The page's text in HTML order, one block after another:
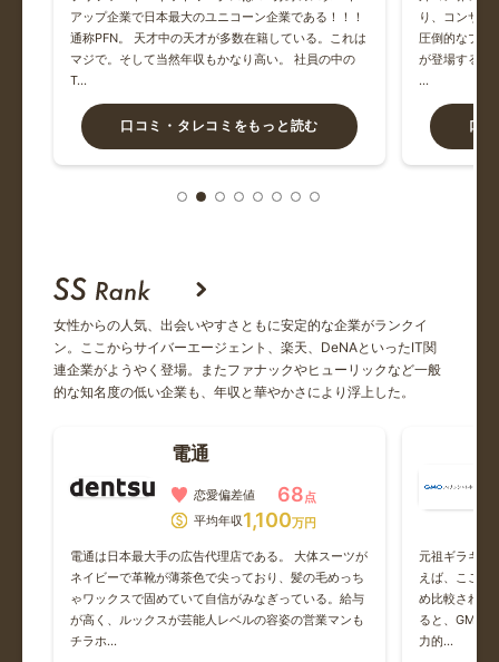
Bumbleで知り合いました。高身長で爽やかな方でしたが、
待...
正直な方で素直で良いと思うのですが、東大法学部卒2年目
三菱総合研究所
お会いした際に既婚者と思う程優しい方で、連絡が途絶えて
から辛...
ゴールドマンサックス
子みた...
シンプレクス
新卒 1年目 600万円スタート
アップ企業で日本最大のユニコーン企業である！！！
通称PFN。 天才中の天才が多数在籍している。これは
マジで。そして当然年収もかなり高い。 社員の中の
T…
口コミ・タレコミをもっと読む
り、コンサル
圧倒的なプラ
が登場する（
…
口
女性からの人気、出会いやすさともに安定的な企業がランクイ
ン。ここからサイバーエージェント、楽天、DeNAといったIT関
連企業がようやく登場。またファナックやヒューリックなど一般
的な知名度の低い企業も、年収と華やかさにより浮上した。
電通
恋愛偏差値 68点
平均年収1,100万円
電通は日本最大手の広告代理店である。 大体スーツが
ネイビーで革靴が薄茶色で尖っており、髪の毛めっち
ゃワックスで固めていて自信がみなぎっている。給与
が高く、ルックスが芸能人レベルの容姿の営業マンも
チラホ…
元祖ギラギラ
えば、ここか
め比較されが
ると、GMO
力的…